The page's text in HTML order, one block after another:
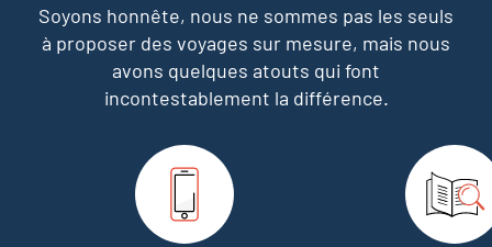
Soyons honnête, nous ne sommes pas les seuls
à proposer des voyages sur mesure, mais nous
avons quelques atouts qui font
incontestablement la différence.